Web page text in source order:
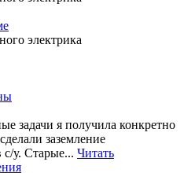
электрика
задачи я получила конкретно
заземление
с/у. Старые... Читать